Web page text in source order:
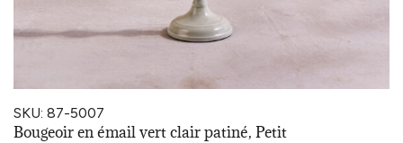
SKU: 87-5007
Bougeoir en émail vert clair patiné, Petit